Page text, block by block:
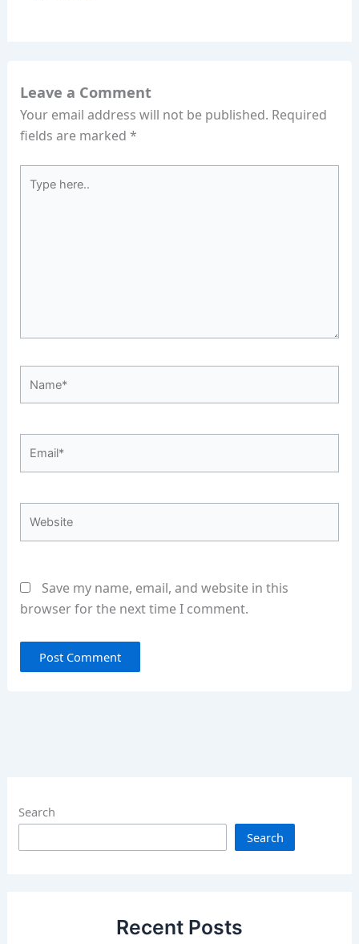
Leave a Comment
Your email address will not be published. Required
fields are marked *
here..
Email*
Save my name, email, and website in this
browser for the next time I comment.
Search
Search
Recent Posts